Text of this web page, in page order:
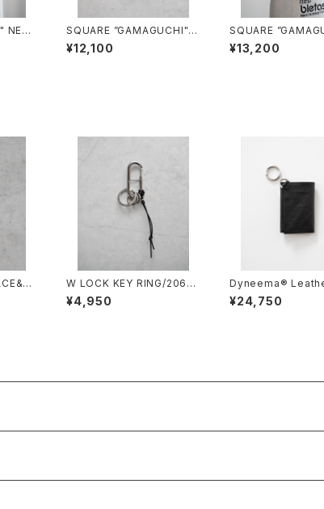
NECK
ま口
SQUARE ”GAMAGUCHI"/3
047#1/スクエアがま口ケー
ス
¥12,100
SQUARE
ECK STRAP/
エアがま口 ネックスト
¥13,200
250
クレ
W LOCK KEY RING/2061#
1/ダブルロックキーリング
¥4,950
Dyneema®
FOLD SLIM
3/超軽量ダイニーマ
¥24,750